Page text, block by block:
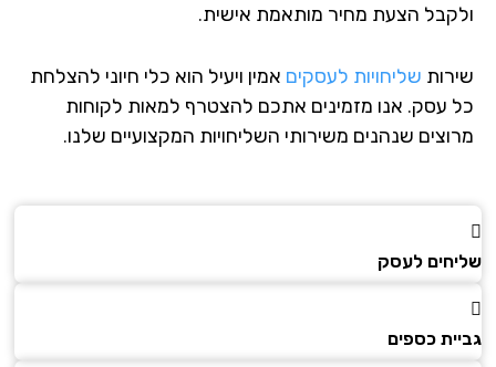
הצעת מחיר מותאמת אישית.
שליחויות לעסקיםאמין ויעיל הוא כלי חיוני להצלחת
עסק. אנו מזמינים אתכם להצטרף למאות לקוחות
שנהנים משירותי השליחויות המקצועיים שלנו.
לעסק
כספים